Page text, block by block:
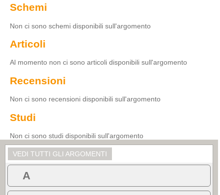
Schemi
Non ci sono schemi disponibili sull'argomento
Articoli
Al momento non ci sono articoli disponibili sull'argomento
Recensioni
Non ci sono recensioni disponibili sull'argomento
Studi
Non ci sono studi disponibili sull'argomento
VEDI TUTTI GLI ARGOMENTI
A